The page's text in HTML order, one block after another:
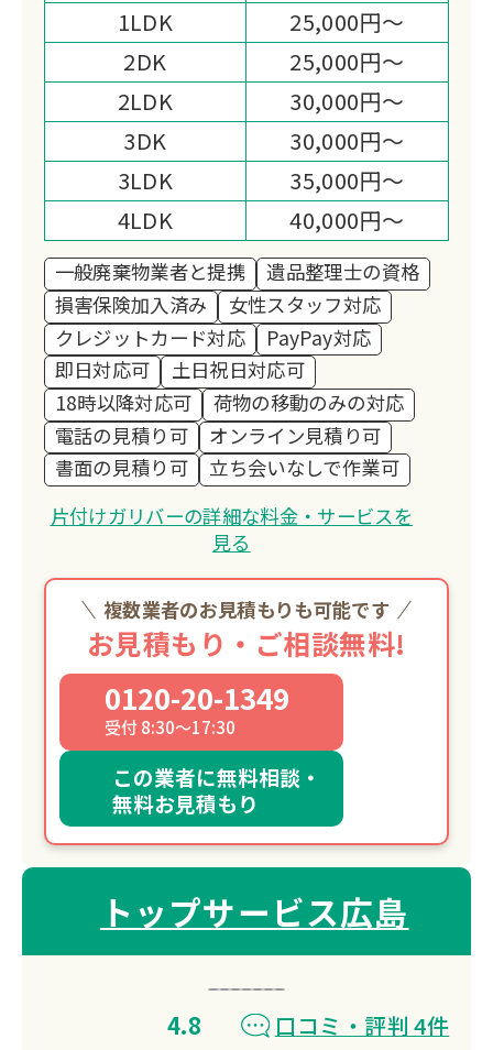
1LDK
25,000円～
2DK
25,000円～
2LDK
30,000円～
3DK
30,000円～
3LDK
35,000円～
4LDK
40,000円～
一般廃棄物業者と提携
遺品整理士の資格
損害保険加入済み
女性スタッフ対応
クレジットカード対応
PayPay対応
即日対応可
土日祝日対応可
18時以降対応可
荷物の移動のみの対応
電話の見積り可
オンライン見積り可
書面の見積り可
立ち会いなしで作業可
片付けガリバーの詳細な料金・サービスを
見る
複数業者のお見積もりも可能です
お見積もり・ご相談無料!
0120-20-1349
受付 8:30～17:30
この業者に無料相談・
無料お見積もり
トップサービス広島
4.8
口コミ・評判 4件